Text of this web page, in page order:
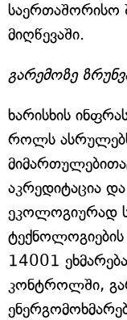
საერთაშორისო
მიღწევაში.
გარემოზე
ხარისხის
როლს
აკრედიტაცია
ეკოლოგიურად
14001
კონტროლში,